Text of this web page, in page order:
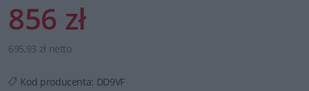
856 zł
695,93 zł netto
Kod producenta: DD9VF